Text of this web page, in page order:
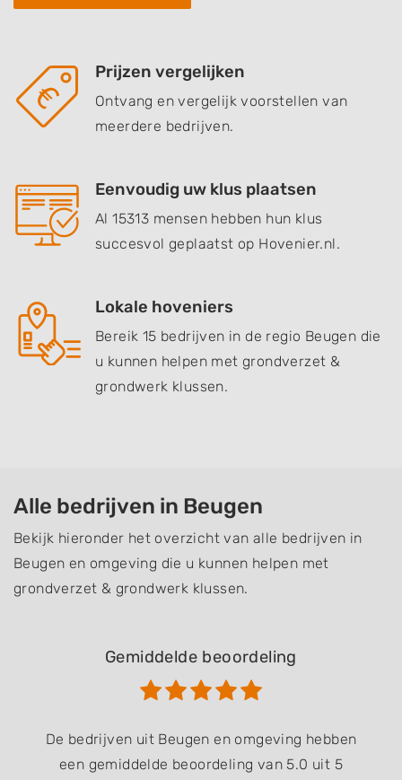
Prijzen vergelijken
Ontvang en vergelijk voorstellen van
meerdere bedrijven.
Eenvoudig uw klus plaatsen
Al 15313 mensen hebben hun klus
succesvol geplaatst op Hovenier.nl.
Lokale hoveniers
Bereik 15 bedrijven in de regio Beugen die
u kunnen helpen met grondverzet &
grondwerk klussen.
Alle bedrijven in Beugen
Bekijk hieronder het overzicht van alle bedrijven in
Beugen en omgeving die u kunnen helpen met
grondverzet & grondwerk klussen.
Gemiddelde beoordeling
De bedrijven uit Beugen en omgeving hebben
een gemiddelde beoordeling van 5.0 uit 5